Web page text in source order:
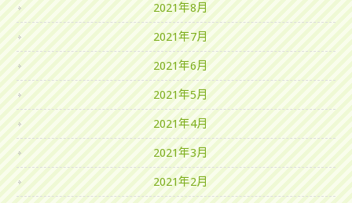
2021年8月
2021年7月
2021年6月
2021年5月
2021年4月
2021年3月
2021年2月